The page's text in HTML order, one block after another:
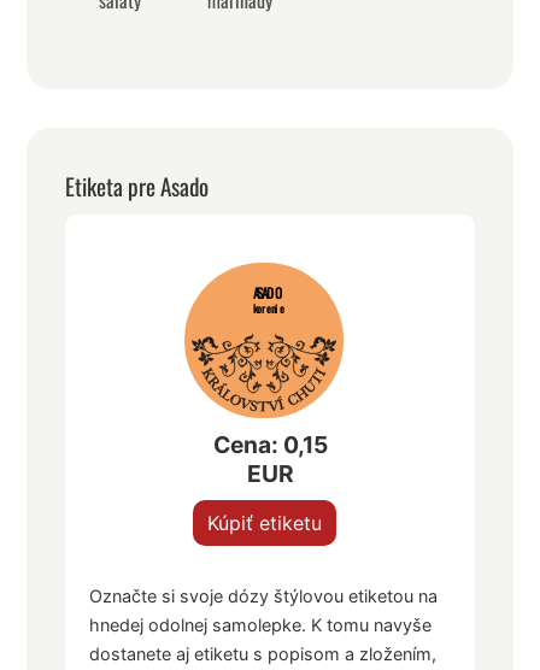
Etiketa pre Asado
ASADO
korenie
Cena: 0,15
EUR
Kúpiť etiketu
Označte si svoje dózy štýlovou etiketou na
hnedej odolnej samolepke. K tomu navyše
dostanete aj etiketu s popisom a zložením,